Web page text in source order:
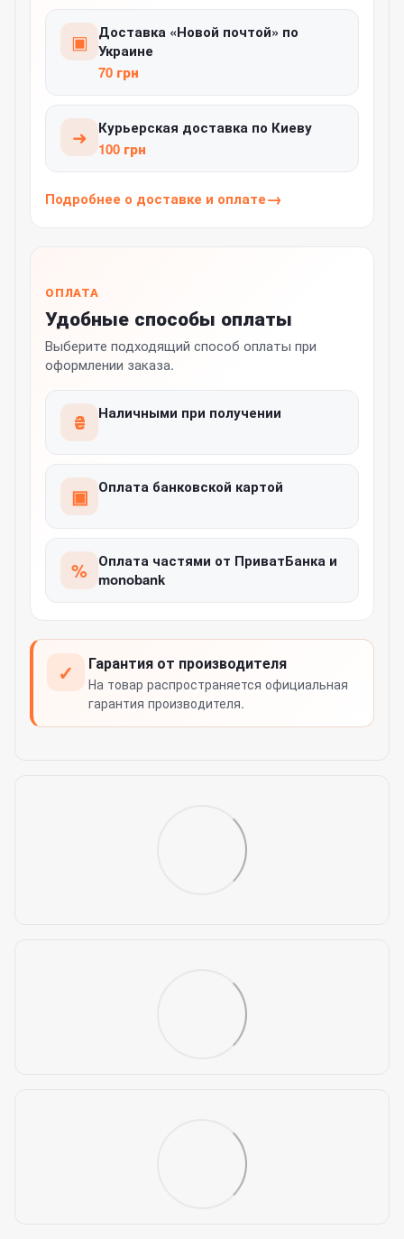
▣
Доставка «Новой почтой» по
Украине
70 грн
➜
Курьерская доставка по Киеву
100 грн
Подробнее о доставке и оплате
ОПЛАТА
Удобные способы оплаты
Выберите подходящий способ оплаты при
оформлении заказа.
₴ Наличными при получении
▣ Оплата банковской картой
% Оплата частями от ПриватБанка и
monobank
✓ Гарантия от производителя
На товар распространяется официальная
гарантия производителя.